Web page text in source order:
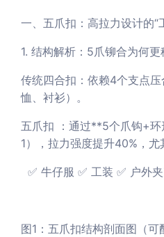
一、五爪扣：高拉力设计的“
1. 结构解析：5爪铆合为何更
传统四合扣：依赖4个支点
恤、衬衫）。
五爪扣 ：通过**5个爪钩+
1），拉力强度提升40%，尤
✅ 牛仔服 ✅ 工装 ✅ 户外
图1：五爪扣结构剖面图（